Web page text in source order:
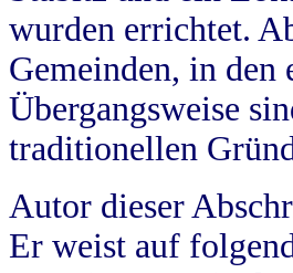
wurden errichtet.
Gemeinden, in den
Übergangsweise
traditionellen
Autor dieser
Er weist auf